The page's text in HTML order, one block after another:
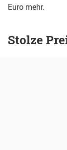
Euro mehr.
Stolze